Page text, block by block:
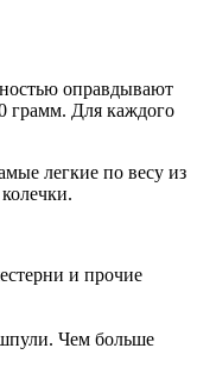
оправдывают
грамм. Для каждого
легкие по весу из
и прочие
Чем больше